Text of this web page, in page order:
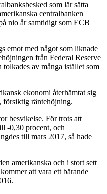
som lär sätta
centralbanken
nio år samtidigt som ECB
emot med något som liknade
från Federal Reserve
av många istället som
ekonomi återhämtat sig
försiktig räntehöjning.
besvikelse. För trots att
-0,30 procent, och
till mars 2017, så hade
amerikanska och i stort sett
att vara ett bärande